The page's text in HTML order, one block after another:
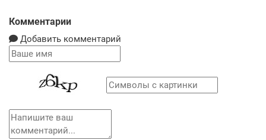
Комментарии
Добавить комментарий